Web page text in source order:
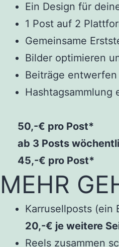
Ein Design für
1 Post auf 2
Gemeinsame
Bilder optimieren
Beiträge
Hashtagsammlung
50,-€ pro Post*
ab 3 Posts
45,-€ pro Post*
MEHR
Karrusellposts (ein
20,-€ je weitere
Reels